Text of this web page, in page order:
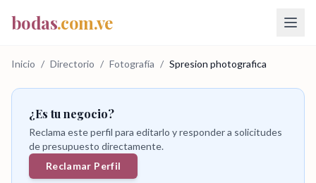
bodas.com.ve
Inicio / Directorio / Fotografía / Spresion photografica
¿Es tu negocio?
Reclama este perfil para editarlo y responder a solicitudes
de presupuesto directamente.
Reclamar Perfil